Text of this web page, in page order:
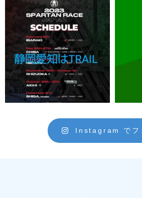
Instagram でフ